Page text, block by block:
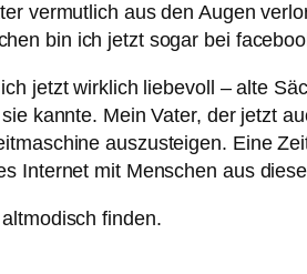
vermutlich aus den Augen
bin ich jetzt sogar bei
jetzt wirklich liebevoll – alte
kannte. Mein Vater, der jetzt
auszusteigen. Eine
Internet mit Menschen aus
finden.